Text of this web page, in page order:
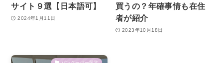
サイト９選【日本語可】
2024年1月11日
買うの？年確事情も在住
者が紹介
2023年10月18日